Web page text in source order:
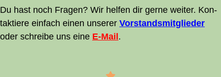
Du hast noch Fra­gen? Wir hel­fen dir ger­ne wei­ter. Kon­
tak­tie­re ein­fach einen unse­rer Vor­stands­mit­glie­der
oder schrei­be uns eine E‑Mail .